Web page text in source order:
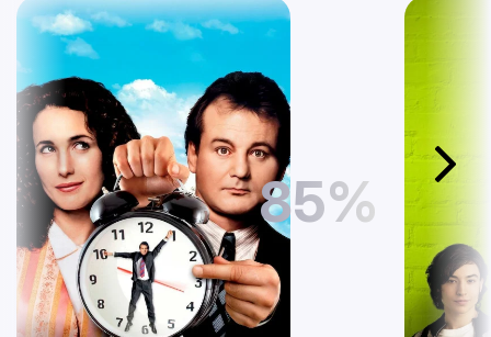
Další
85%